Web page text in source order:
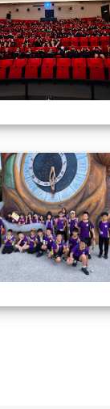
年級戶外教學